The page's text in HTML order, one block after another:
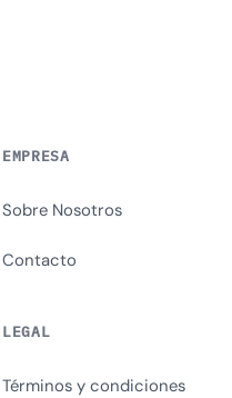
EMPRESA
Sobre Nosotros
Contacto
LEGAL
Términos y condiciones